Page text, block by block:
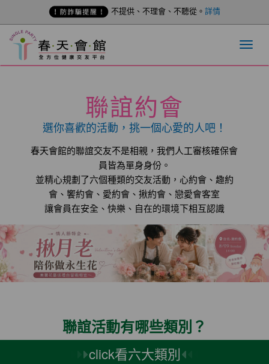
不提供、不理會、不聽從。 詳情
聯誼約會
選你喜歡的活動，挑一個心愛的人吧！
春天會館的聯誼交友不是相親，我們人工審核確保會
員皆為單身身份。
並精心規劃了六個種類的交友活動，心約會、趣約
會、饗約會、愛約會、揪約會、戀愛會客室
讓會員在安全、快樂、自在的環境下相互認識
聯誼活動有哪些類別？
click看六大類別